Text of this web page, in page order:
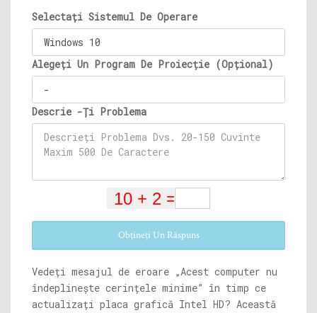
Selectați Sistemul De Operare
Alegeți Un Program De Proiecție (Opțional)
Descrie -Ți Problema
Obțineți Un Răspuns
Vedeți mesajul de eroare „Acest computer nu
îndeplinește cerințele minime” în timp ce
actualizați placa grafică Intel HD? Această